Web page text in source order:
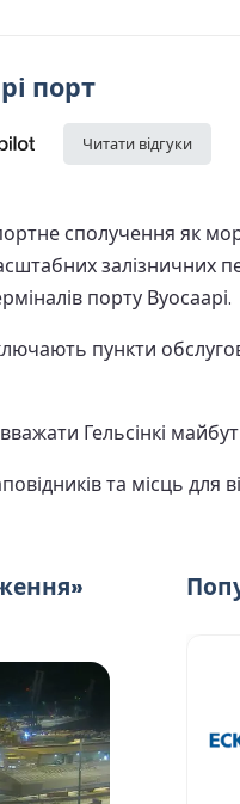
порт
Читати відгуки
сполучення як
залізничних
порту Вуосаарі.
пункти
Гельсінкі
та місць